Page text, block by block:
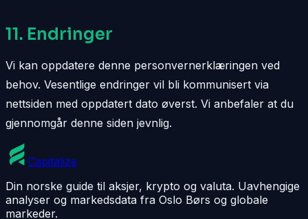
11. Endringer
Vi kan oppdatere denne personvernerklæringen ved
behov. Vesentlige endringer vil bli kommunisert via
nettsiden med oppdatert dato øverst. Vi anbefaler at du
gjennomgår denne siden jevnlig.
Capitalize
Din norske guide til aksjer, krypto og valuta. Uavhengige
analyser og markedsdata fra Oslo Børs og globale
markeder.